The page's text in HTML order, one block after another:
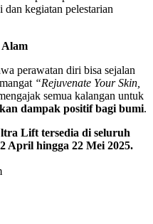
kegiatan pelestarian
perawatan diri bisa sejalan
“Rejuvenate Your Skin,
semua kalangan untuk
dampak positif bagi bumi.
Lift tersedia di seluruh
April hingga 22 Mei 2025.